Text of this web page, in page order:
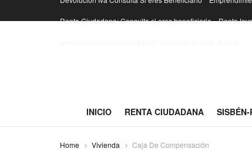
Renta Ciudadana: Consulta si eres beneficiario
INICIO RENTA CIUDADANA SISBÉN-
Home Vivienda Caja De Compensación